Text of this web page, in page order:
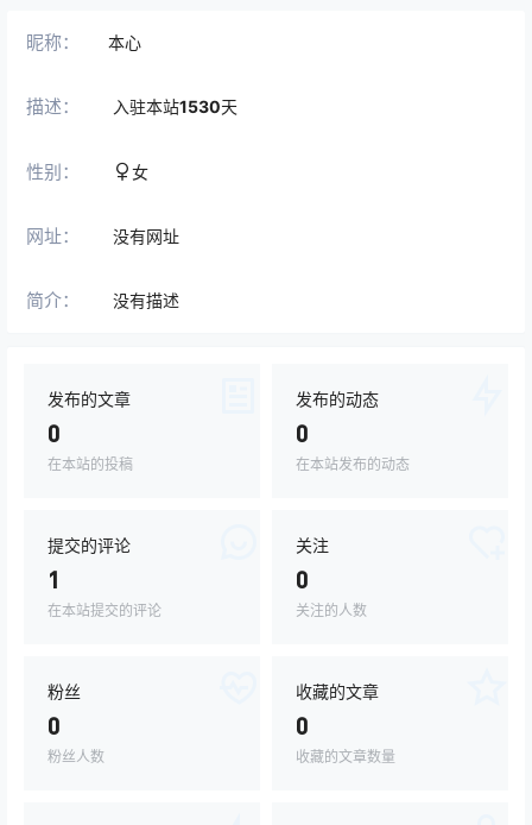
昵称： 本心
描述： 入驻本站1530天
性别： 女
网址： 没有网址
简介： 没有描述
发布的文章
0
在本站的投稿
发布的动态
0
在本站发布的动态
提交的评论
1
在本站提交的评论
关注
0
关注的人数
粉丝
0
粉丝人数
收藏的文章
0
收藏的文章数量